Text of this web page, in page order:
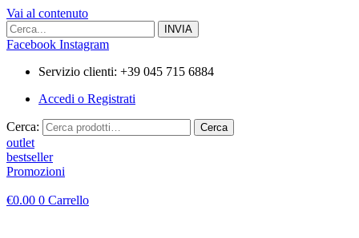
Vai al contenuto
Facebook Instagram
Servizio clienti: +39 045 715 6884
Accedi o Registrati
Cerca: Cerca
outlet
bestseller
Promozioni
€0.00 0 Carrello